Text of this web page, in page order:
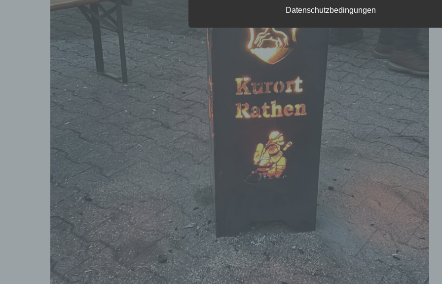
ausgeführte Vorgang oder jede solche Vorgangsreihe im
Erfassen, die Organisation, das Ordnen, die Speicherung, die
Anpassung oder Veränderung, das Auslesen, das Abfragen, die
Verwendung, die Offenlegung durch Übermittlung, Verbreitung oder
eine andere Form der Bereitstellung, den Abgleich oder die
Verknüpfung, die Einschränkung, das Löschen oder die
d) Einschränkung der Verarbeitung
Einschränkung der Verarbeitung ist die Markierung gespeicherter
personenbezogener Daten mit dem Ziel, ihre künftige Verarbeitung
einzuschränken.
e) Profiling
Profiling ist jede Art der automatisierten Verarbeitung
personenbezogener Daten, die darin besteht, dass diese
personenbezogenen Daten verwendet werden, um bestimmte
persönliche Aspekte, die sich auf eine natürliche Person
bewerten, insbesondere, um Aspekte bezüglich Arbeitsleistung,
wirtschaftlicher Lage, Gesundheit, persönlicher Vorlieben,
Zuverlässigkeit, Verhalten, Aufenthaltsort oder Ortswechsel dieser
natürlichen Person zu analysieren oder vorherzusagen.
Datenschutzbedingungen